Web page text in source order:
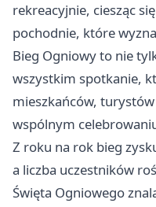
rekreacyjnie, ciesząc
pochodnie, które
Bieg Ogniowy to nie
wszystkim spotkanie,
mieszkańców,
wspólnym
Z roku na rok bieg
a liczba uczestników
Święta Ogniowego